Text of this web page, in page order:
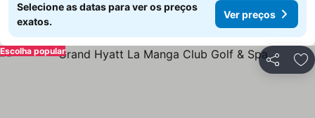
Selecione as datas para ver os preços
exatos.
Ver preços
Partilhar
Escolha popular